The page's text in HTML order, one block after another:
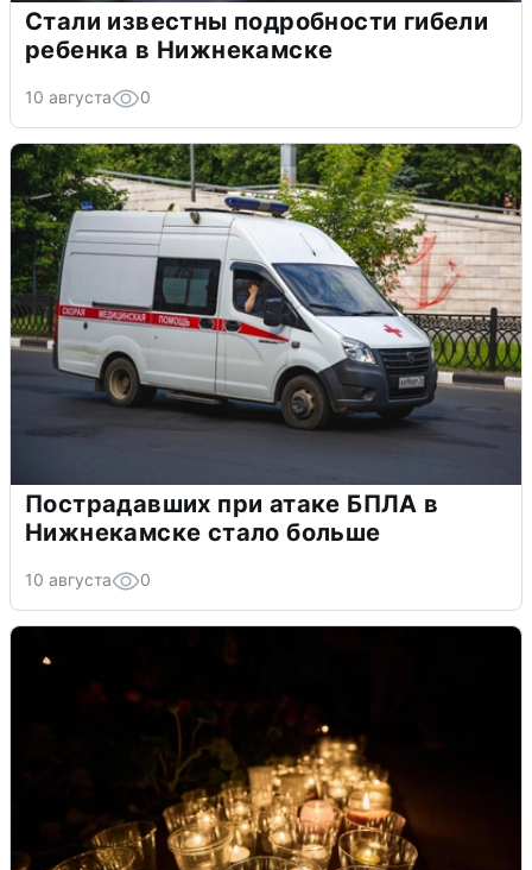
Стали известны подробности гибели
ребенка в Нижнекамске
10 августа 0
Пострадавших при атаке БПЛА в
Нижнекамске стало больше
10 августа 0